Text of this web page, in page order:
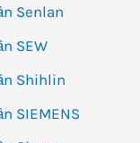
Senlan
SEW
Shihlin
SIEMENS